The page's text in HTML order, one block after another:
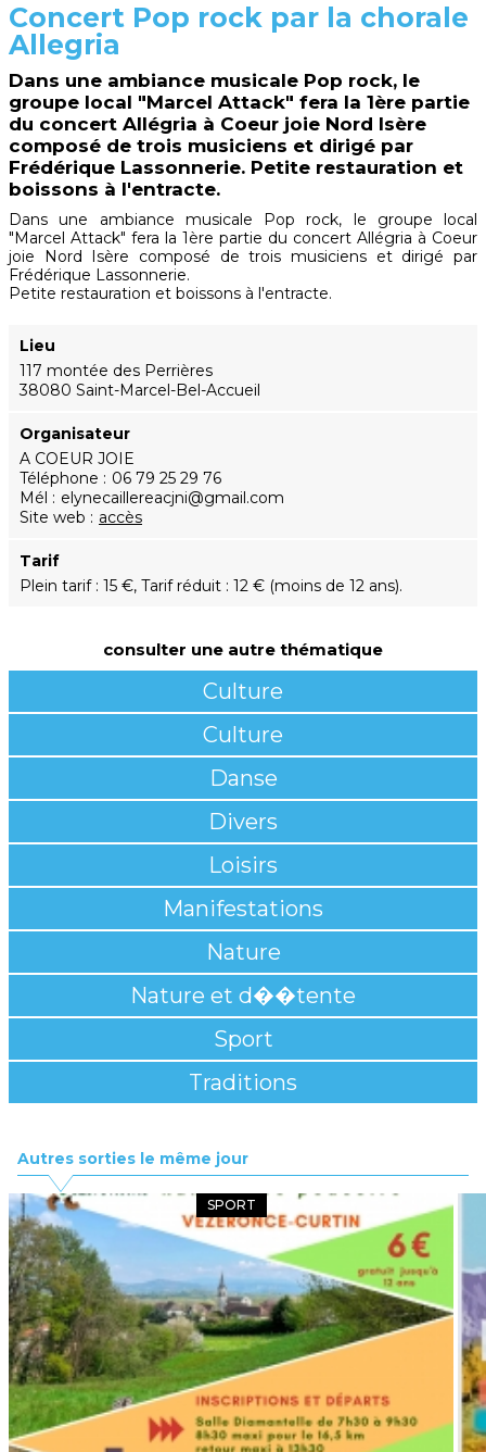
Concert Pop rock par la chorale
Allegria
Dans une ambiance musicale Pop rock, le
groupe local "Marcel Attack" fera la 1ère partie
du concert Allégria à Coeur joie Nord Isère
composé de trois musiciens et dirigé par
Frédérique Lassonnerie. Petite restauration et
boissons à l'entracte.
Dans une ambiance musicale Pop rock, le groupe local
"Marcel Attack" fera la 1ère partie du concert Allégria à Coeur
joie Nord Isère composé de trois musiciens et dirigé par
Frédérique Lassonnerie.
Petite restauration et boissons à l'entracte.
Lieu
117 montée des Perrières
38080 Saint-Marcel-Bel-Accueil
Organisateur
A COEUR JOIE
Téléphone
06 79 25 29 76
Mél
elynecaillereacjni@gmail.com
Site web
accès
Tarif
Plein tarif : 15 €, Tarif réduit : 12 € (moins de 12 ans).
consulter une autre thématique
Culture
Culture
Danse
Divers
Loisirs
Manifestations
Nature
Nature et d��tente
Sport
Traditions
Autres sorties le même jour
SPORT